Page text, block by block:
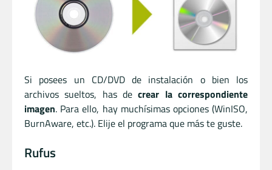
Si posees un CD/DVD de instalación o bien los
archivos sueltos, has decrear la correspondiente
imagen. Para ello, hay muchísimas opciones (WinISO,
BurnAware, etc.). Elije el programa que más te guste.
Rufus